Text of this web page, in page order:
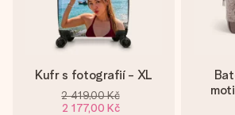
Kufr s fotografií - XL
2 419,00 Kč
2 177,00 Kč